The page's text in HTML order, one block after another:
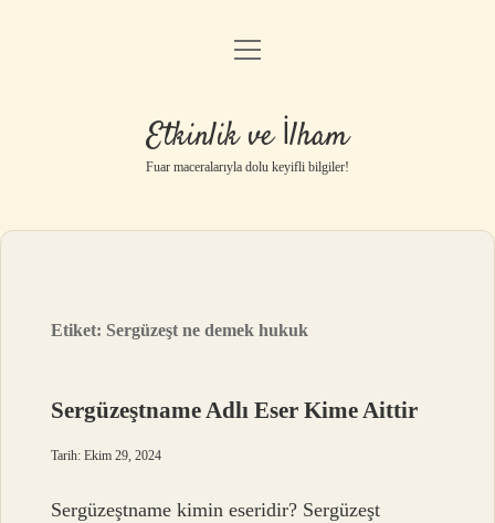
Anasayfa
Gizlilik Politikası
Yasal Uyarı
menüyü
Etkinlik ve İlham
Fuar maceralarıyla dolu keyifli bilgiler!
Etiket: Sergüzeşt ne demek hukuk
Sergüzeştname Adlı Eser Kime Aittir
Tarih: Ekim 29, 2024
Sergüzeştname kimin eseridir? Sergüzeşt